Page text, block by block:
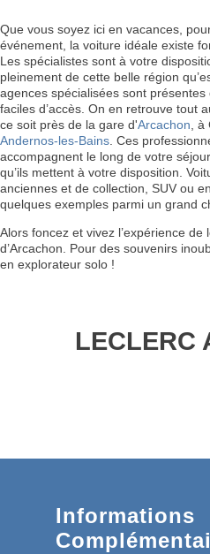
Que vous soyez ici en vacances,
événement, la voiture idéale existe
Les spécialistes sont à votre
pleinement de cette belle région
agences spécialisées sont
faciles d’accès. On en retrouve tout
ce soit près de la gare d'Arcachon ,
Andernos-les-Bains . Ces
accompagnent le long de votre
qu’ils mettent à votre disposition.
anciennes et de collection, SUV ou
quelques exemples parmi un grand
Alors foncez et vivez l’expérience
d’Arcachon. Pour des souvenirs
en explorateur solo !
LECLERC
Informations